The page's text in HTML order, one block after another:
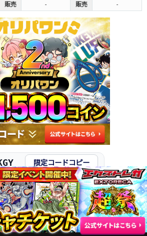
販売 - 販売 -
限定コードコピー
の黄色カード一覧